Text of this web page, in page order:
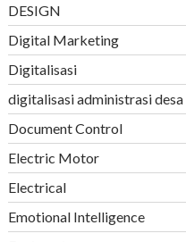
DESIGN
Digital Marketing
Digitalisasi
digitalisasi administrasi desa
Document Control
Electric Motor
Electrical
Emotional Intelligence